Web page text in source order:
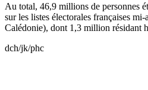
Au total, 46,9 millions de personnes
sur les listes électorales françaises
Calédonie), dont 1,3 million résidant
dch/jk/phc